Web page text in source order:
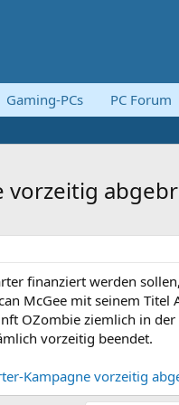
Gaming-PCs PC Forum
vorzeitig
finanziert werden
McGee mit seinem Titel
OZombie ziemlich in der
vorzeitig beendet.
Kampagne vorzeitig